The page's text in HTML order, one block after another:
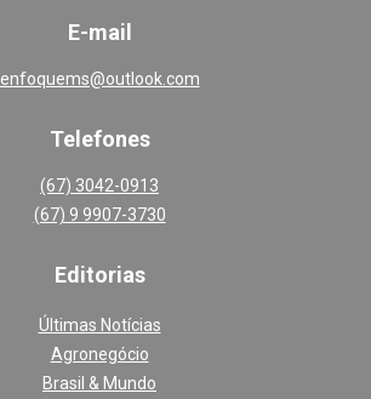
E-mail
enfoquems@outlook.com
Telefones
(67) 3042-0913
(67) 9 9907-3730
Editorias
Últimas Notícias
Agronegócio
Brasil & Mundo